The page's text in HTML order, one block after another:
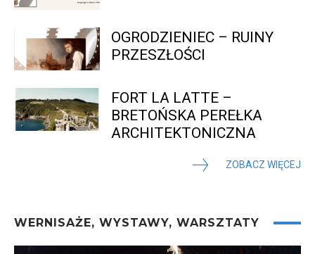
OGRODZIENIEC – RUINY
PRZESZŁOŚCI
FORT LA LATTE –
BRETOŃSKA PEREŁKA
ARCHITEKTONICZNA
ZOBACZ WIĘCEJ
WERNISAŻE, WYSTAWY, WARSZTATY